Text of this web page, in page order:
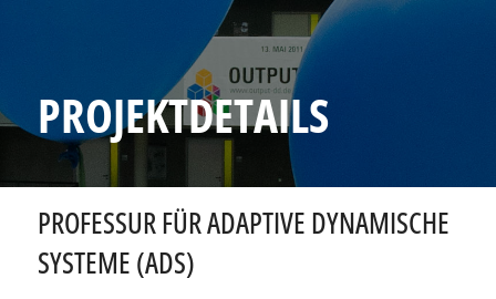
PROJEKTDETAILS
PROFESSUR FÜR ADAPTIVE DYNAMISCHE
SYSTEME (ADS)